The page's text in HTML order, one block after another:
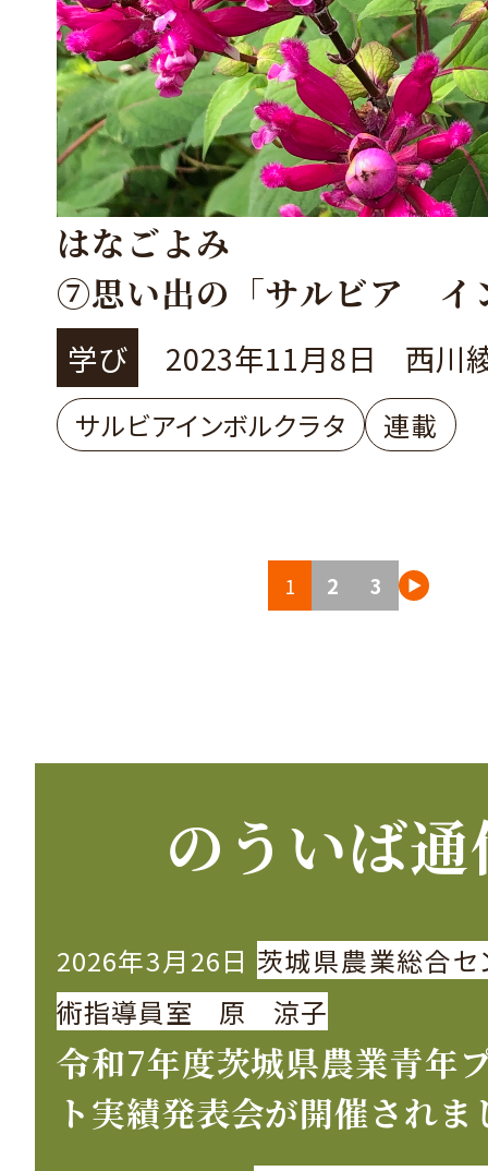
はなごよみ
⑦思い出の「サルビア イ
ラタ」
学び 2023年11月8日 西川
サルビアインボルクラタ 連載
り
1 2 3
のういば
2026年3月26日 茨城県農業総合セ
術指導員室 原 涼子
令和7年度茨城県農業青年
ト実績発表会が開催されま